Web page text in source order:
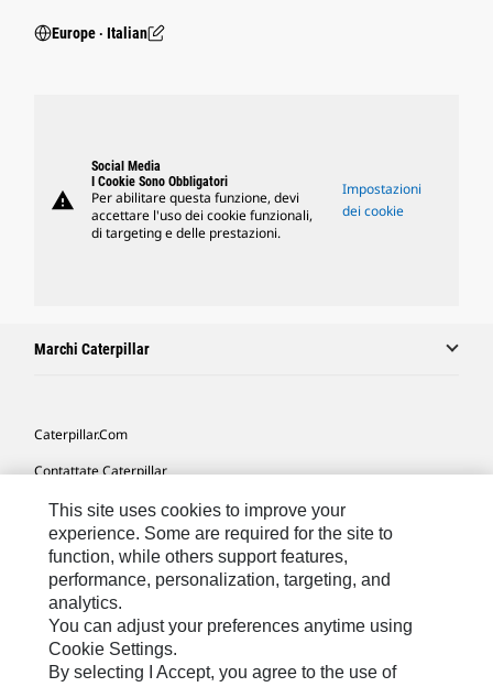
Europe ‧ Italian
warning
Social Media
I Cookie Sono Obbligatori
Per abilitare questa funzione, devi
accettare l'uso dei cookie funzionali,
di targeting e delle prestazioni.
Impostazioni
dei cookie
Marchi Caterpillar
Caterpillar.com
Contattate Caterpillar
Le Mie Preferenze Di Marketing
Mappa Del Sito
Cookie Settings
Informazioni Legali
Tutela Della Privacy
This site uses cookies to improve your
experience. Some are required for the site to
function, while others support features,
performance, personalization, targeting, and
analytics.
You can adjust your preferences anytime using
Cookie Settings.
By selecting I Accept, you agree to the use of